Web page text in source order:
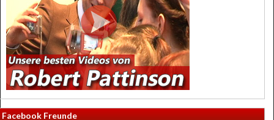
Facebook Freunde